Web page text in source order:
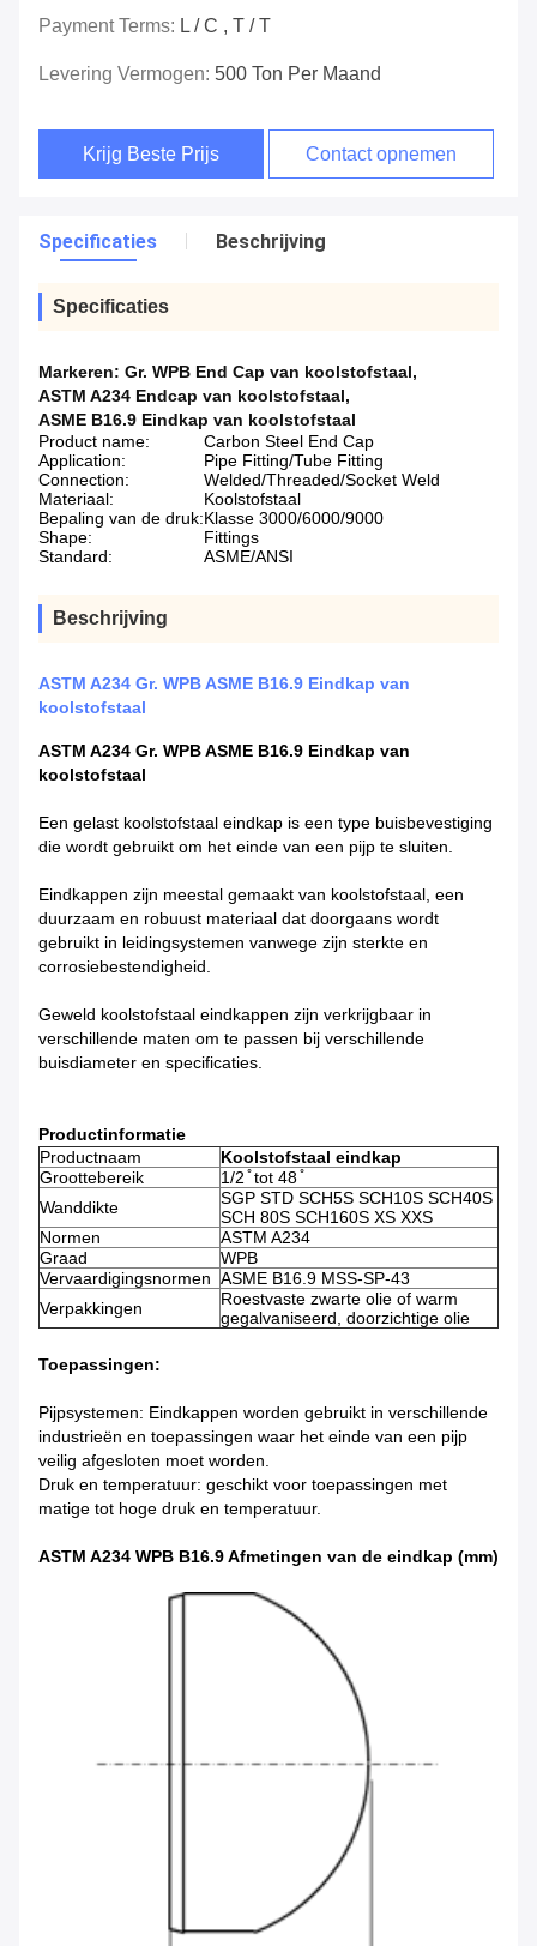
Payment Terms: L / C , T / T
Levering Vermogen: 500 Ton Per Maand
Krijg Beste Prijs Contact opnemen
Specificaties Beschrijving
Specificaties
Markeren: Gr. WPB End Cap van koolstofstaal,
ASTM A234 Endcap van koolstofstaal,
ASME B16.9 Eindkap van koolstofstaal
Product name:
Carbon Steel End Cap
Application:
Pipe Fitting/Tube Fitting
Connection:
Welded/Threaded/Socket Weld
Materiaal:
Koolstofstaal
Bepaling van de druk:Klasse 3000/6000/9000
Shape:
Fittings
Standard:
ASME/ANSI
Beschrijving
ASTM A234 Gr. WPB ASME B16.9 Eindkap van
koolstofstaal
ASTM A234 Gr. WPB ASME B16.9 Eindkap van
koolstofstaal
Een gelast koolstofstaal eindkap is een type buisbevestiging
die wordt gebruikt om het einde van een pijp te sluiten.
Eindkappen zijn meestal gemaakt van koolstofstaal, een
duurzaam en robuust materiaal dat doorgaans wordt
gebruikt in leidingsystemen vanwege zijn sterkte en
corrosiebestendigheid.
Geweld koolstofstaal eindkappen zijn verkrijgbaar in
verschillende maten om te passen bij verschillende
buisdiameter en specificaties.
Productinformatie
Productnaam
Koolstofstaal eindkap
Groottebereik
1/2 ̊ tot 48 ̊
Wanddikte
SGP STD SCH5S SCH10S SCH40S
SCH 80S SCH160S XS XXS
Normen
ASTM A234
Graad
WPB
Vervaardigingsnormen ASME B16.9 MSS-SP-43
Verpakkingen
Roestvaste zwarte olie of warm
gegalvaniseerd, doorzichtige olie
Toepassingen:
Pijpsystemen: Eindkappen worden gebruikt in verschillende
industrieën en toepassingen waar het einde van een pijp
veilig afgesloten moet worden.
Druk en temperatuur: geschikt voor toepassingen met
matige tot hoge druk en temperatuur.
ASTM A234 WPB B16.9 Afmetingen van de eindkap (mm)